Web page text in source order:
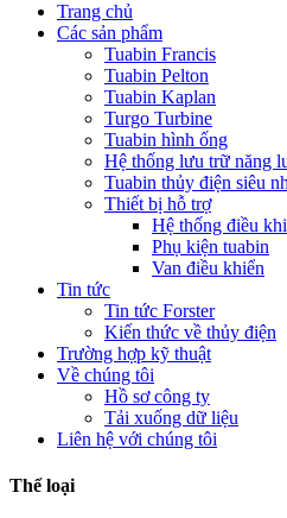
Trang chủ
Các sản phẩm
Tuabin Francis
Tuabin Pelton
Tuabin Kaplan
Turgo Turbine
Tuabin hình ống
Hệ thống lưu trữ năng
Tuabin thủy điện siêu
Thiết bị hỗ trợ
Hệ thống điều
Phụ kiện tuabin
Van điều khiển
Tin tức
Tin tức Forster
Kiến thức về thủy điện
Trường hợp kỹ thuật
Về chúng tôi
Hồ sơ công ty
Tải xuống dữ liệu
Liên hệ với chúng tôi
Thể loại